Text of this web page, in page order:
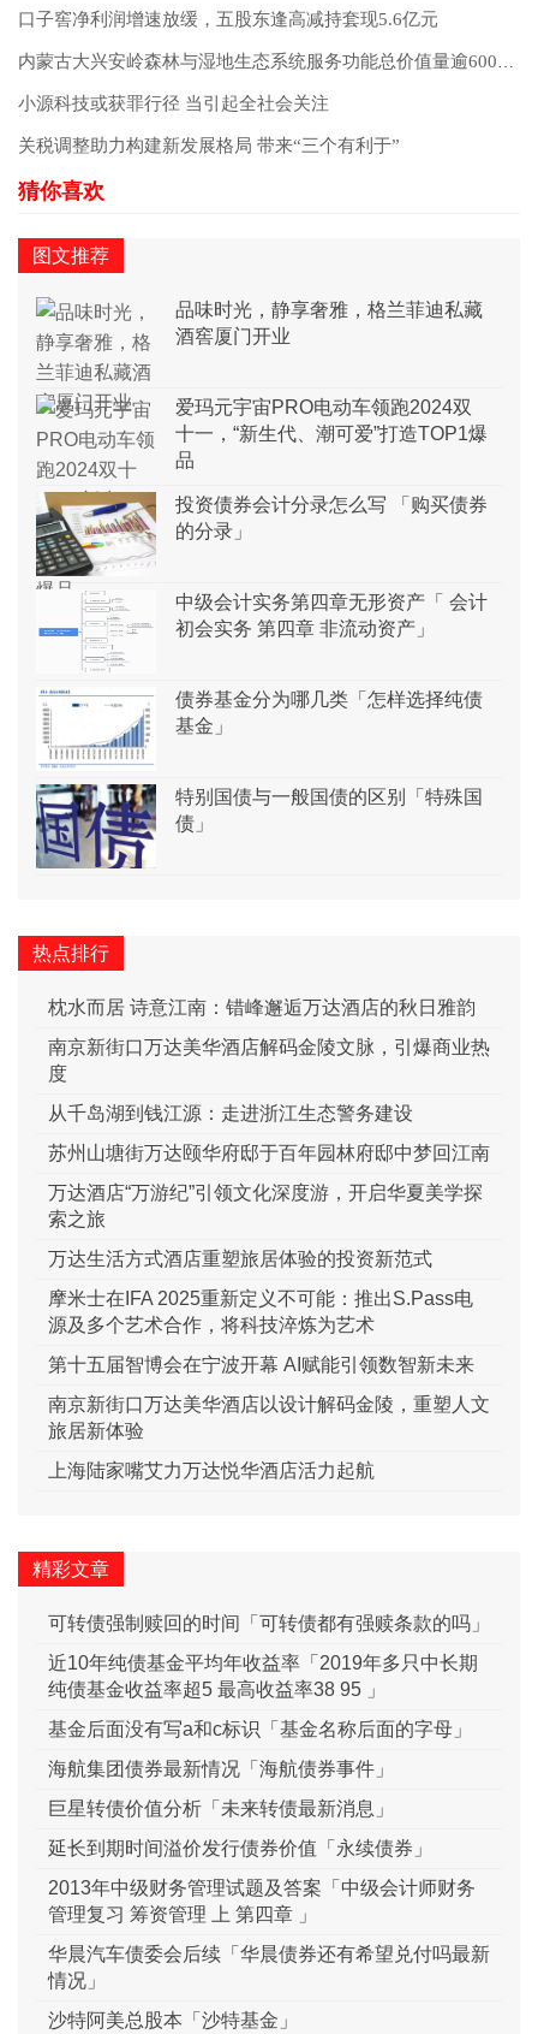
口子窖净利润增速放缓，五股东逢高减持套现5.6亿元
内蒙古大兴安岭森林与湿地生态系统服务功能总价值量逾6000亿元/年
小源科技或获罪行径 当引起全社会关注
关税调整助力构建新发展格局 带来“三个有利于”
图文推荐
品味时光，静享奢雅，格兰菲迪私藏
酒窖厦门开业
爱玛元宇宙PRO电动车领跑2024双
十一，“新生代、潮可爱”打造TOP1爆
品
投资债券会计分录怎么写 「购买债券
的分录」
中级会计实务第四章无形资产「 会计
初会实务 第四章 非流动资产」
债券基金分为哪几类「怎样选择纯债
基金」
特别国债与一般国债的区别「特殊国
债」
热点排行
枕水而居 诗意江南：错峰邂逅万达酒店的秋日雅韵
南京新街口万达美华酒店解码金陵文脉，引爆商业热
度
从千岛湖到钱江源：走进浙江生态警务建设
苏州山塘街万达颐华府邸于百年园林府邸中梦回江南
万达酒店“万游纪”引领文化深度游，开启华夏美学探
索之旅
万达生活方式酒店重塑旅居体验的投资新范式
摩米士在IFA 2025重新定义不可能：推出S.Pass电
源及多个艺术合作，将科技淬炼为艺术
第十五届智博会在宁波开幕 AI赋能引领数智新未来
南京新街口万达美华酒店以设计解码金陵，重塑人文
旅居新体验
上海陆家嘴艾力万达悦华酒店活力起航
精彩文章
可转债强制赎回的时间「可转债都有强赎条款的吗」
近10年纯债基金平均年收益率「2019年多只中长期
纯债基金收益率超5 最高收益率38 95 」
基金后面没有写a和c标识「基金名称后面的字母」
海航集团债券最新情况「海航债券事件」
巨星转债价值分析「未来转债最新消息」
延长到期时间溢价发行债券价值「永续债券」
2013年中级财务管理试题及答案「中级会计师财务
管理复习 筹资管理 上 第四章 」
华晨汽车债委会后续「华晨债券还有希望兑付吗最新
情况」
沙特阿美总股本「沙特基金」